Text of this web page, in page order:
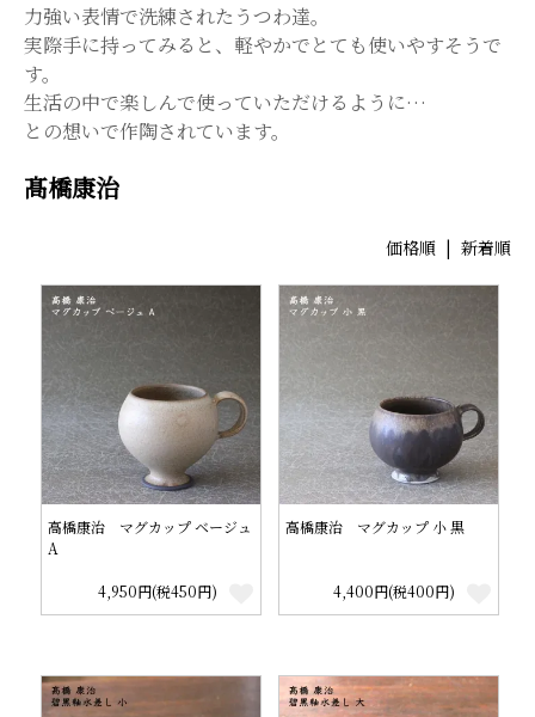
力強い表情で洗練されたうつわ達。
実際手に持ってみると、軽やかでとても使いやすそうで
す。
生活の中で楽しんで使っていただけるように…
との想いで作陶されています。
髙橋康治
価格順 | 新着順
高橋康治 マグカップ ベージュ
A
4,950円(税450円)
高橋康治 マグカップ 小 黒
4,400円(税400円)